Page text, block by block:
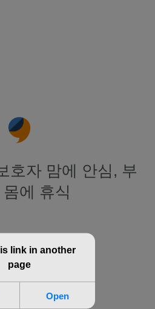
호자 맘에 안심, 부
에 휴식